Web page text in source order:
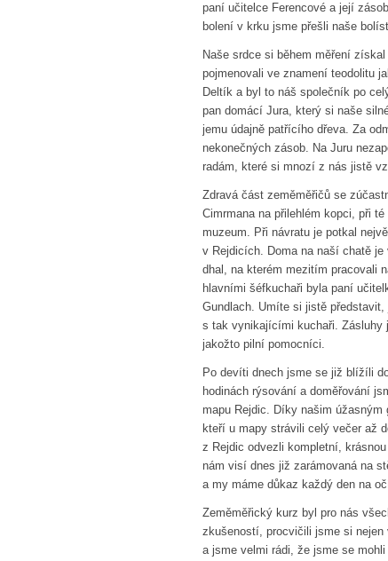
paní učitelce Ferencové a její
bolení v krku jsme přešli naše
Naše srdce si během měření
pojmenovali ve znamení teodolitu
Deltík a byl to náš společník po
pan domácí Jura, který si naše
jemu údajně patřícího dřeva. Za
nekonečných zásob. Na Juru
radám, které si mnozí z nás jistě
Zdravá část zeměměřičů se
Cimrmana na přilehlém kopci, při
muzeum. Při návratu je potkal
v Rejdicích. Doma na naší chatě
dhal, na kterém mezitím pracovali
hlavními šéfkuchaři byla paní
Gundlach. Umíte si jistě
s tak vynikajícími kuchaři. Zásluhy
jakožto pilní pomocníci.
Po devíti dnech jsme se již blížíli
hodinách rýsování a doměřování
mapu Rejdic. Díky našim úžasným
kteří u mapy strávili celý večer až
z Rejdic odvezli kompletní,
nám visí dnes již zarámovaná na
a my máme důkaz každý den na
Zeměměřický kurz byl pro nás
zkušeností, procvičili jsme si
a jsme velmi rádi, že jsme se